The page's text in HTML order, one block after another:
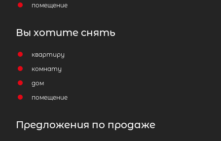
Проспект Просвещения
Площадь кухни
Жилая площадь
помещение
Вы хотите снять
квартиру
комнату
дом
помещение
Предложения по продаже